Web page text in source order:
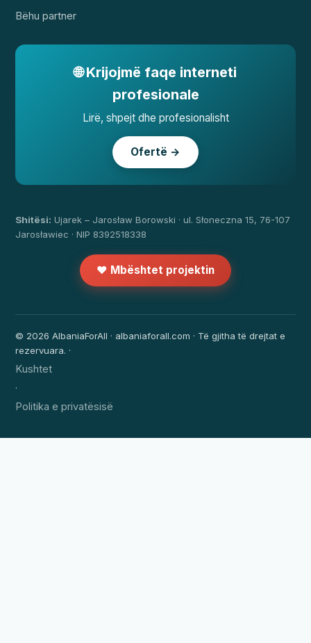
Bëhu partner
🌐 Krijojmë faqe interneti
profesionale
Lirë, shpejt dhe profesionalisht
Ofertë →
Shitësi: Ujarek – Jarosław Borowski · ul. Słoneczna 15, 76-107
Jarosławiec · NIP 8392518338
❤️ Mbështet projektin
© 2026 AlbaniaForAll · albaniaforall.com · Të gjitha të drejtat e
rezervuara. ·
Kushtet
·
Politika e privatësisë